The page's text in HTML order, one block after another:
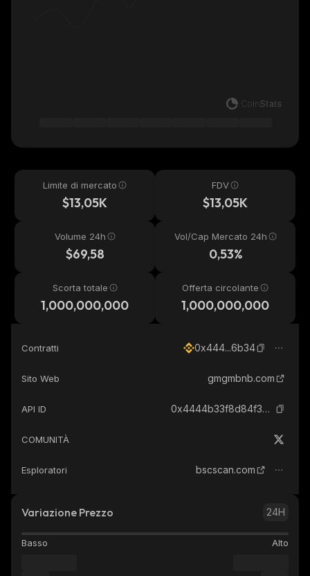
Limite di mercato
$13,05K
FDV
$13,05K
Volume 24h
$69,58
Vol/Cap Mercato 24h
0,53%
Scorta totale
1,000,000,000
Offerta circolante
1,000,000,000
Contratti 0x444...6b34
Sito Web gmgmbnb.com
API ID 0x4444b33f8d84f37c08b9487ff2efb8c908496b34_binance_smart
COMUNITÀ
Esploratori bscscan.com
Variazione Prezzo 24H
Basso Alto